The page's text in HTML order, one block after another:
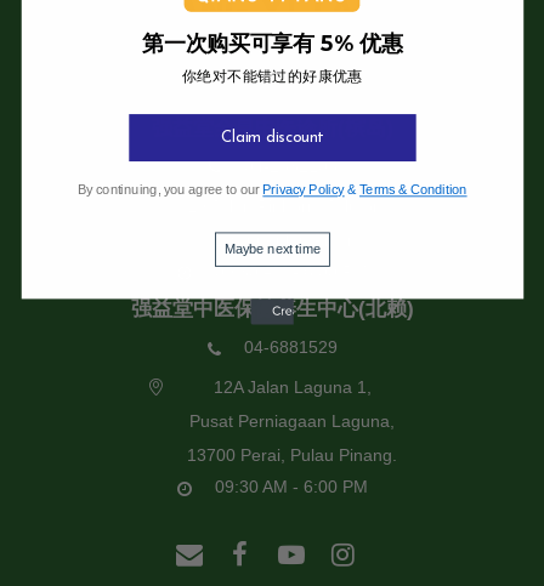
强益堂全息中医诊所
强益堂全息中医诊所(槟岛)
04-2832108
11600 Pulau Pinang.
09:30 AM - 6:00 PM
强益堂中医保健养生中心(北赖)
04-6881529
12A Jalan Laguna 1,
Pusat Perniagaan Laguna,
13700 Perai, Pulau Pinang.
09:30 AM - 6:00 PM
第一次购买可享有 5% 优惠
你绝对不能错过的好康优惠
Claim discount
By continuing, you agree to our Privacy Policy&Terms & Condition
Maybe next time